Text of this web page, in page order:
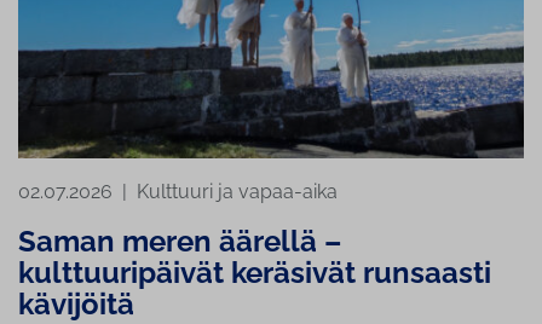
02.07.2026 | Kulttuuri ja vapaa-aika
Saman meren äärellä –
kulttuuripäivät keräsivät runsaasti
kävijöitä